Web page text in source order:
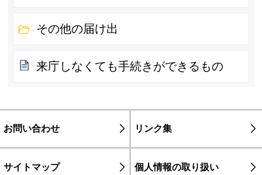
その他の届け出
来庁しなくても手続きができるもの
お問い合わせ リンク集
サイトマップ 個人情報の取り扱い